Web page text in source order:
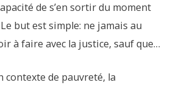
de s’en sortir du moment
but est simple: ne jamais au
à faire avec la justice, sauf que…
contexte de pauvreté, la